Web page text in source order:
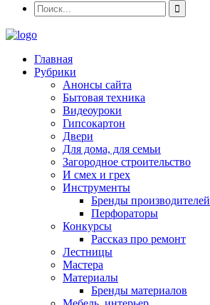
Главная
Рубрики
Анонсы сайта
Бытовая техника
Видеоуроки
Гипсокартон
Двери
Для дома, для семьи
Загородное строительство
И смех и грех
Инструменты
Бренды производителей
Перфораторы
Конкурсы
Рассказ про ремонт
Лестницы
Мастера
Материалы
Бренды материалов